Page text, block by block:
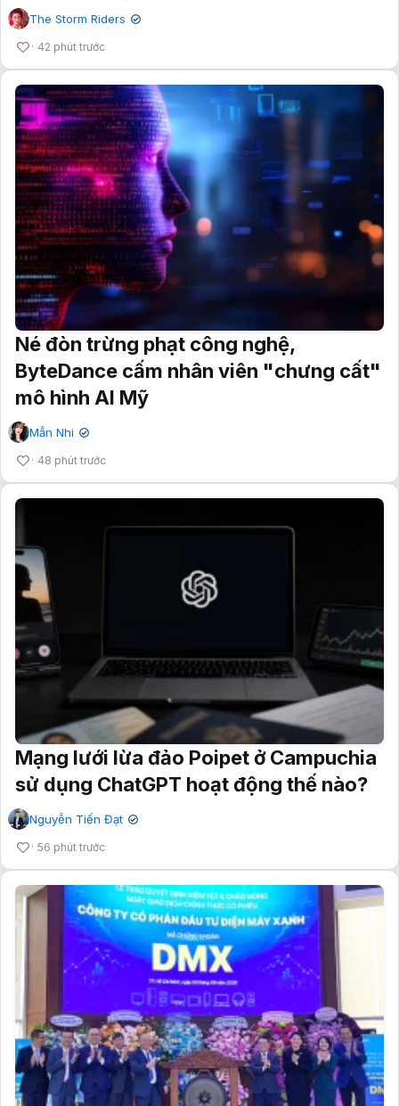
The Storm Riders ✔
42 phút trước
Né đòn trừng phạt công nghệ,
ByteDance cấm nhân viên "chưng cất"
mô hình AI Mỹ
Mẫn Nhi ✔
48 phút trước
Mạng lưới lừa đảo Poipet ở Campuchia
sử dụng ChatGPT hoạt động thế nào?
Nguyễn Tiến Đạt ✔
56 phút trước